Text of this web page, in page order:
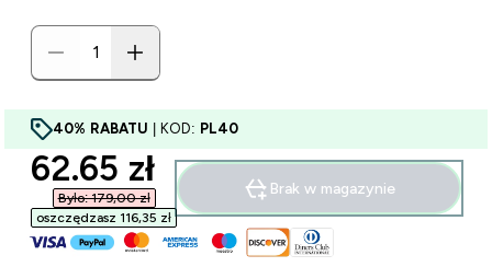
40% RABATU | KOD: PL40
discounted price
62.65 zł‎
Było: 179,00 zł‎
oszczędzasz 116,35 zł‎
Brak w magazynie